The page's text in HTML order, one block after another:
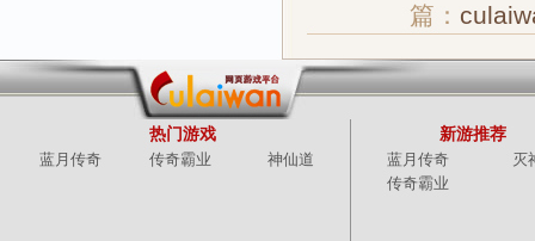
篇：
热门游戏
蓝月传奇 传奇霸业 神仙道
新游推荐
蓝月传奇
灭
传奇霸业